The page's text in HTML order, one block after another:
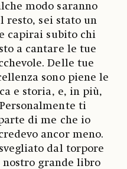
modo saranno
resto, sei stato un
capirai subito chi
a cantare le tue
Delle tue
sono piene le
e storia, e, in più,
ti
di me che io
ancor meno.
dal torpore
grande libro